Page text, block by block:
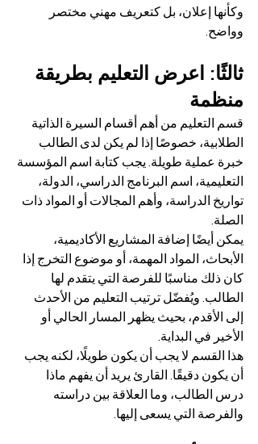
وكأنها إعلان، بل كتعريف مهني مختصر
وواضح.
ثالثًا: اعرض التعليم بطريقة
منظمة
قسم التعليم من أهم أقسام السيرة الذاتية
الطلابية، خصوصًا إذا لم يكن لدى الطالب
خبرة عملية طويلة. يجب كتابة اسم المؤسسة
التعليمية، اسم البرنامج الدراسي، الدولة،
تواريخ الدراسة، وأهم المجالات أو المواد ذات
الصلة.
يمكن أيضًا إضافة المشاريع الأكاديمية،
الأبحاث، المواد المهمة، أو موضوع التخرج إذا
كان ذلك مناسبًا للفرصة التي يتقدم لها
الطالب. ويُفضّل ترتيب التعليم من الأحدث
إلى الأقدم، بحيث يظهر المسار الحالي أو
الأخير في البداية.
هذا القسم لا يجب أن يكون طويلًا، لكنه يجب
أن يكون دقيقًا. القارئ يريد أن يفهم ماذا
درس الطالب، وما العلاقة بين دراسته
والفرصة التي يسعى إليها.